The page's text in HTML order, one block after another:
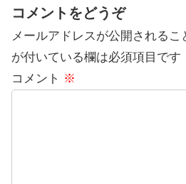
コメントをどうぞ
メールアドレスが公開されるこ
が付いている欄は必須項目です
コメント ※